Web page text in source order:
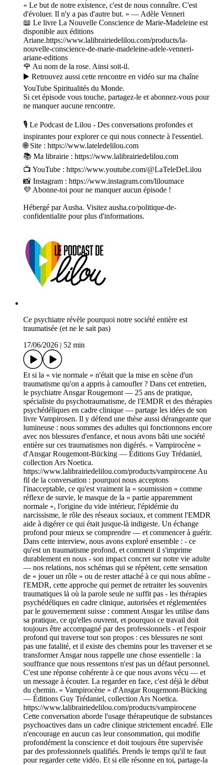
« Le but de notre existence, c'est de nous connaître. C'est
d'évoluer. Il n'y a pas d'autre but. » — Adèle Venneri
📖 Le livre La Nouvelle Conscience de Marie-Madeleine est
disponible aux éditions
Ariane.https://www.lalibrairiedelilou.com/products/la-
nouvelle-conscience-de-marie-madeleine-adele-venneri-
ariane-editions
🌹 Au nom de la rose. Ainsi soit-il.
▶️ Retrouvez aussi cette rencontre en vidéo sur ma chaîne
YouTube Spiritualités du Monde.
Si cet épisode vous touche, partagez-le et abonnez-vous pour
ne manquer aucune rencontre.
🎙️ Le Podcast de Lilou - Des conversations profondes et
inspirantes pour explorer ce qui nous connecte à l'essentiel.
🌐 Site : https://www.lateledelilou.com
📚 Ma librairie : https://www.lalibrairiedelilou.com
📺 YouTube : https://www.youtube.com/@LaTeleDeLilou
📸 Instagram : https://www.instagram.com/liloumace
💜 Abonne-toi pour ne manquer aucun épisode !
Hébergé par Ausha. Visitez ausha.co/politique-de-
confidentialite pour plus d'informations.
Ce psychiatre révèle pourquoi notre société entière est
traumatisée (et ne le sait pas)
17/06/2026
52 min
Et si la « vie normale » n'était que la mise en scène d'un
traumatisme qu'on a appris à camoufler ? Dans cet entretien,
le psychiatre Ansgar Rougemont — 25 ans de pratique,
spécialiste du psychotraumatisme, de l'EMDR et des thérapies
psychédéliques en cadre clinique — partage les idées de son
livre Vampirosen. Il y défend une thèse aussi dérangeante que
lumineuse : nous sommes des adultes qui fonctionnons encore
avec nos blessures d'enfance, et nous avons bâti une société
entière sur ces traumatismes non digérés. « Vampirocène »
d'Ansgar Rougemont-Bücking — Éditions Guy Trédaniel,
collection Ars Noetica.
https://www.lalibrairiedelilou.com/products/vampirocene Au
fil de la conversation : pourquoi nous acceptons
l'inacceptable, ce qu'est vraiment la « soumission » comme
réflexe de survie, le masque de la « partie apparemment
normale », l'origine du vide intérieur, l'épidémie du
narcissisme, le rôle des réseaux sociaux, et comment l'EMDR
aide à digérer ce qui était jusque-là indigeste. Un échange
profond pour mieux se comprendre — et commencer à guérir.
Dans cette interview, nous avons exploré ensemble : - ce
qu'est un traumatisme profond, et comment il s'imprime
durablement en nous - son impact concret sur notre vie adulte
— nos relations, nos schémas qui se répètent, cette sensation
de « jouer un rôle » ou de rester attaché à ce qui nous abîme -
l'EMDR, cette approche qui permet de retraiter les souvenirs
traumatiques là où la parole seule ne suffit pas - les thérapies
psychédéliques en cadre clinique, autorisées et réglementées
par le gouvernement suisse : comment Ansgar les utilise dans
sa pratique, ce qu'elles ouvrent, et pourquoi ce travail doit
toujours être accompagné par des professionnels - et l'espoir
profond qui traverse tout son propos : ces blessures ne sont
pas une fatalité, et il existe des chemins pour les traverser et se
transformer Ansgar nous rappelle une chose essentielle : la
souffrance que nous ressentons n'est pas un défaut personnel.
C'est une réponse cohérente à ce que nous avons vécu — et
un message à écouter. La regarder en face, c'est déjà le début
du chemin. « Vampirocène » d'Ansgar Rougemont-Bücking
— Éditions Guy Trédaniel, collection Ars Noetica.
https://www.lalibrairiedelilou.com/products/vampirocene
Cette conversation aborde l'usage thérapeutique de substances
psychoactives dans un cadre clinique strictement encadré. Elle
n'encourage en aucun cas leur consommation, qui modifie
profondément la conscience et doit toujours être supervisée
par des professionnels qualifiés. Prends le temps qu'il te faut
pour regarder cette vidéo. Et si elle résonne en toi, partage-la